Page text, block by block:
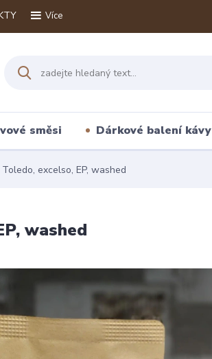
Více
směsi Dárkové balení kávy
excelso, EP, washed
washed